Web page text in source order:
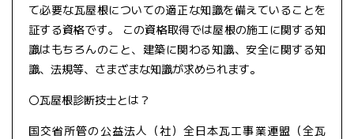
て必要な瓦屋根についての適正な知識を備えていることを
証する資格です。 この資格取得では屋根の施工に関する知
識はもちろんのこと、建築に関わる知識、安全に関する知
識、法規等、さまざまな知識が求められます。
〇瓦屋根診断技士とは？
国交省所管の公益法人（社）全日本瓦工事業連盟（全瓦